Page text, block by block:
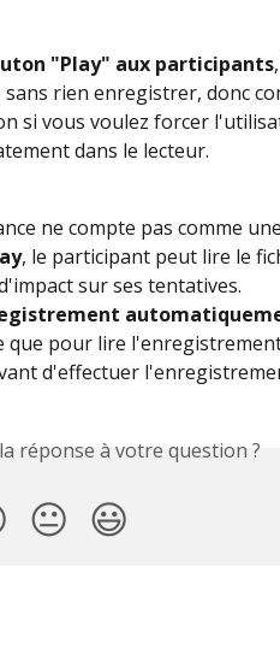
"Play" aux participants
rien enregistrer, donc
si vous voulez forcer
dans le lecteur.
ne compte pas comme
, le participant peut lire le
sur ses tentatives.
que pour lire
d'effectuer
réponse à votre question ?
😐 😃